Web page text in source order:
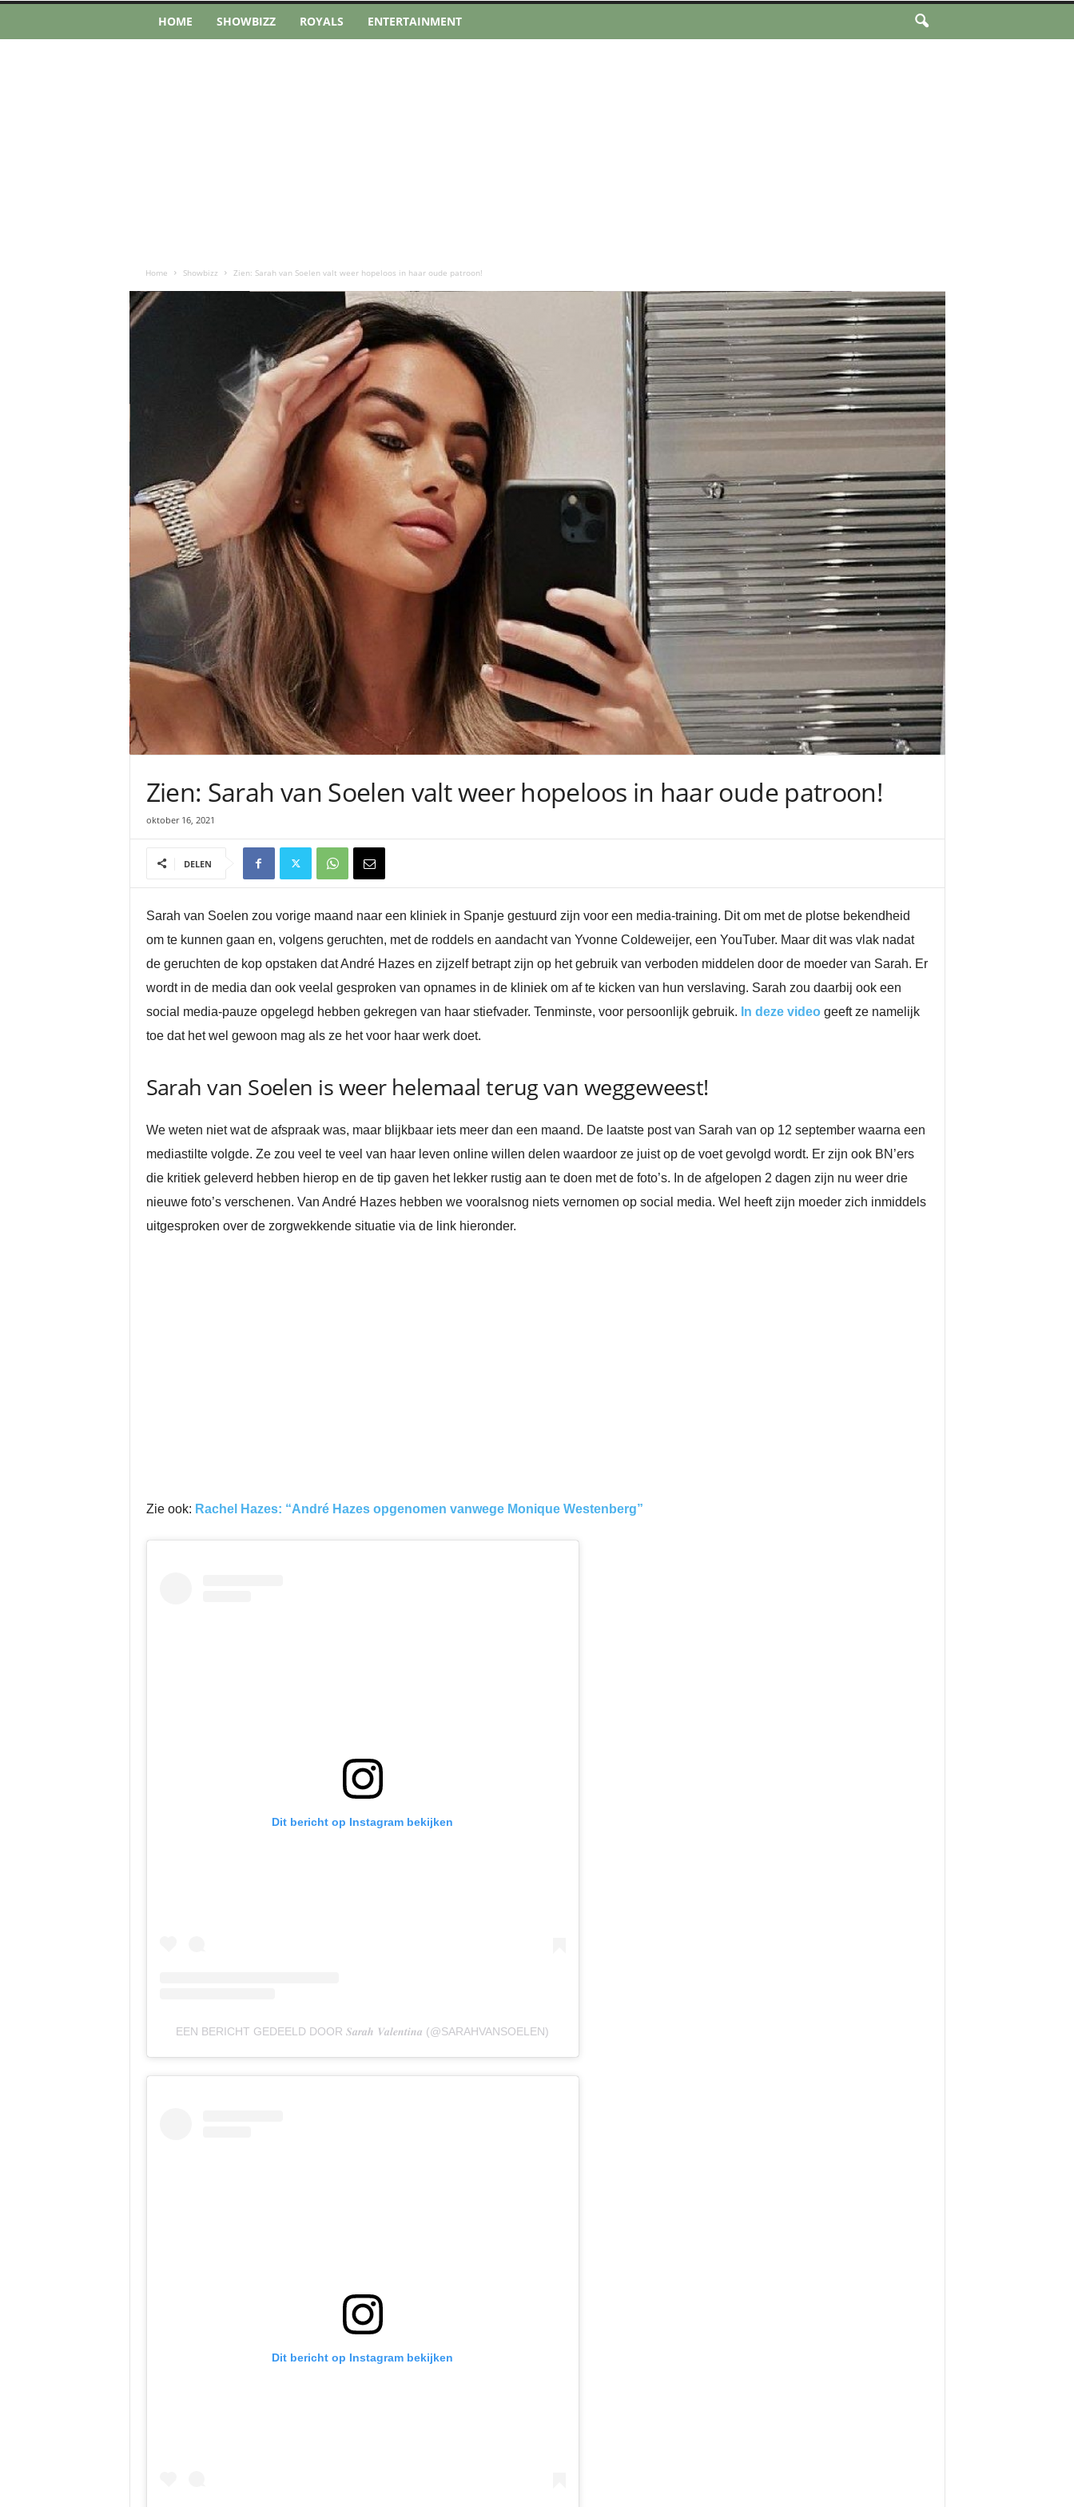
HOME SHOWBIZZ ROYALS ENTERTAINMENT
Home Showbizz Zien: Sarah van Soelen valt weer hopeloos in haar oude patroon!
Zien: Sarah van Soelen valt weer hopeloos in haar oude patroon!
oktober 16, 2021
DELEN
Sarah van Soelen zou vorige maand naar een kliniek in Spanje gestuurd zijn voor een media-training. Dit om met de plotse bekendheid
om te kunnen gaan en, volgens geruchten, met de roddels en aandacht van Yvonne Coldeweijer, een YouTuber. Maar dit was vlak nadat
de geruchten de kop opstaken dat André Hazes en zijzelf betrapt zijn op het gebruik van verboden middelen door de moeder van Sarah. Er
wordt in de media dan ook veelal gesproken van opnames in de kliniek om af te kicken van hun verslaving. Sarah zou daarbij ook een
social media-pauze opgelegd hebben gekregen van haar stiefvader. Tenminste, voor persoonlijk gebruik. In deze videogeeft ze namelijk
toe dat het wel gewoon mag als ze het voor haar werk doet.
Sarah van Soelen is weer helemaal terug van weggeweest!
We weten niet wat de afspraak was, maar blijkbaar iets meer dan een maand. De laatste post van Sarah van op 12 september waarna een
mediastilte volgde. Ze zou veel te veel van haar leven online willen delen waardoor ze juist op de voet gevolgd wordt. Er zijn ook BN’ers
die kritiek geleverd hebben hierop en de tip gaven het lekker rustig aan te doen met de foto’s. In de afgelopen 2 dagen zijn nu weer drie
nieuwe foto’s verschenen. Van André Hazes hebben we vooralsnog niets vernomen op social media. Wel heeft zijn moeder zich inmiddels
uitgesproken over de zorgwekkende situatie via de link hieronder.
Zie ook: Rachel Hazes: “André Hazes opgenomen vanwege Monique Westenberg”
Dit bericht op Instagram bekijken
EEN BERICHT GEDEELD DOOR 𝑺𝒂𝒓𝒂𝒉 𝑽𝒂𝒍𝒆𝒏𝒕𝒊𝒏𝒂 (@SARAHVANSOELEN)
Dit bericht op Instagram bekijken